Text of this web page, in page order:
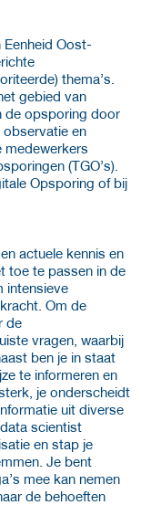
Eenheid Oost-
thema’s.
gebied van
de opsporing door
en
medewerkers
(TGO’s).
Opsporing of bij
actuele kennis en
toe te passen in de
intensieve
Om de
de
vragen, waarbij
ben je in staat
te informeren en
je onderscheidt
uit diverse
scientist
en stap je
Je bent
mee kan nemen
de behoeften